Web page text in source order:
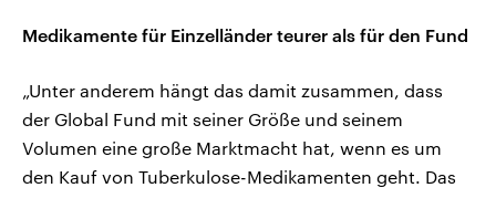
Medikamente für Einzelländer teurer als für den Fund
„Unter anderem hängt das damit zusammen, dass
der Global Fund mit seiner Größe und seinem
Volumen eine große Marktmacht hat, wenn es um
den Kauf von Tuberkulose-Medikamenten geht. Das